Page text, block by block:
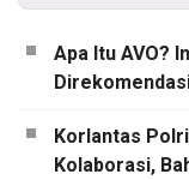
Apa Itu AVO?
Korlantas
Kolaborasi,